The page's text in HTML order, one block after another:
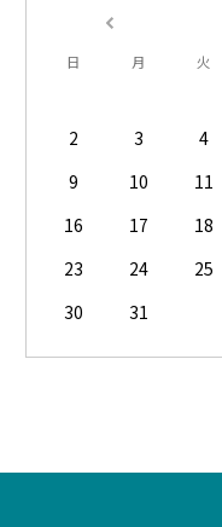
日 月 火
2
3 4
9
10 11
16
17 18
23
24 25
30
31